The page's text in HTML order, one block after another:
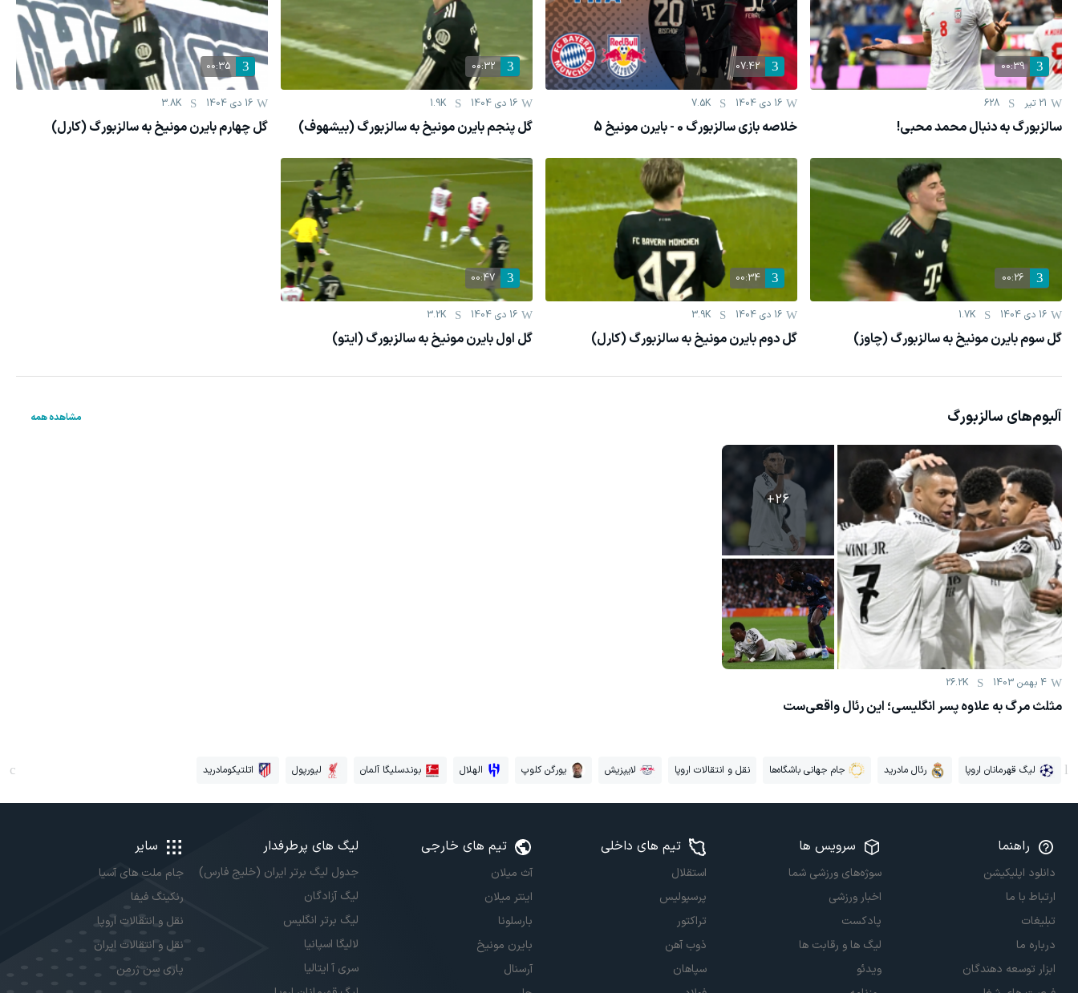
00:39
21 تیر 628
سالزبورگ به دنبال محمد محبی!
07:42
16 دی 1404 7.5K
خلاصه بازی سالزبورگ 0 - بایرن مونیخ 5
00:32
16 دی 1404 1.9K
گل پنجم بایرن مونیخ به سالزبورگ (بیشهوف)
00:35
16 دی 1404 3.8K
گل چهارم بایرن مونیخ به سالزبورگ (کارل)
00:26
16 دی 1404 1.7K
گل سوم بایرن مونیخ به سالزبورگ (چاوز)
00:34
16 دی 1404 3.9K
گل دوم بایرن مونیخ به سالزبورگ (کارل)
00:47
16 دی 1404 3.2K
گل اول بایرن مونیخ به سالزبورگ (ایتو)
آلبوم‌های سالزبورگ مشاهده همه
+26
4 بهمن 1403 26.2K
مثلث مرگ به علاوه پسر انگلیسی؛ این رئال واقعی‌ست
لیگ قهرمانان اروپا رئال مادرید جام جهانی باشگاه‌ها نقل و انتقالات اروپا لایپزیش یورگن کلوپ الهلال بوندسلیگا آلمان لیورپول اتلتیکومادرید
راهنما
دانلود اپلیکیشن
ارتباط با ما
تبلیغات
درباره ما
ابزار توسعه دهندگان
سرویس ها
سوژه‌های ورزشی شما
اخبار ورزشی
پادکست
لیگ ها و رقابت ها
ویدئو
تیم های داخلی
استقلال
پرسپولیس
تراکتور
ذوب آهن
سپاهان
تیم های خارجی
آث میلان
اینتر میلان
بارسلونا
بایرن مونیخ
آرسنال
لیگ های پرطرفدار
جدول لیگ برتر ایران (خلیج فارس)
لیگ آزادگان
لیگ برتر انگلیس
لالیگا اسپانیا
سری آ ایتالیا
سایر
جام ملت های آسیا
رنکینگ فیفا
نقل و انتقالات اروپا
نقل و انتقالات ایران
پاری سن ژرمن